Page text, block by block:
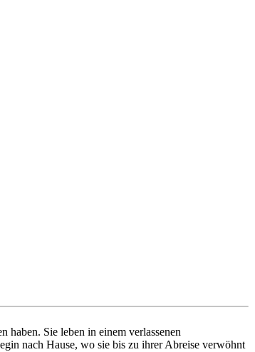
Sie leben in einem verlassenen
nach Hause, wo sie bis zu ihrer Abreise verwöhnt